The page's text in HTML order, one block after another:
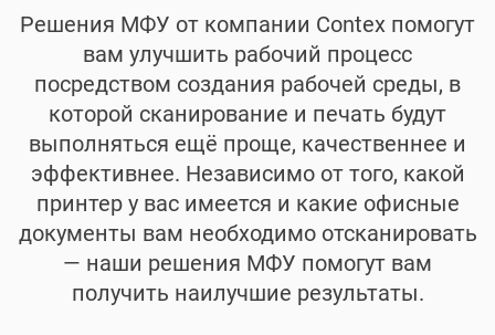
Решения МФУ от компании Contex помогут
вам улучшить рабочий процесс
посредством создания рабочей среды, в
которой сканирование и печать будут
выполняться ещё проще, качественнее и
эффективнее. Независимо от того, какой
принтер у вас имеется и какие офисные
документы вам необходимо отсканировать
— наши решения МФУ помогут вам
получить наилучшие результаты.